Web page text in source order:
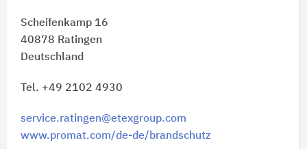
Scheifenkamp 16
40878 Ratingen
Deutschland
Tel. +49 2102 4930
service.ratingen@etexgroup.com
www.promat.com/de-de/brandschutz